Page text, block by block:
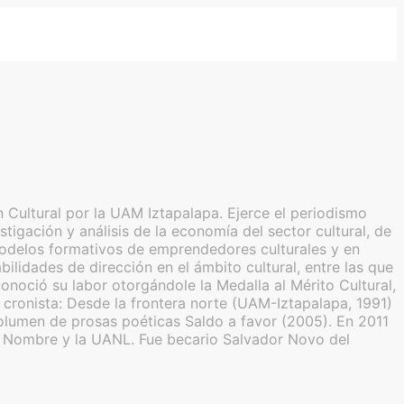
por la UAM Iztapalapa. Ejerce el periodismo
y análisis de la economía del sector cultural, de
formativos de emprendedores culturales y en
de dirección en el ámbito cultural, entre las que
su labor otorgándole la Medalla al Mérito Cultural,
Desde la frontera norte (UAM-Iztapalapa, 1991)
de prosas poéticas Saldo a favor (2005). En 2011
y la UANL. Fue becario Salvador Novo del